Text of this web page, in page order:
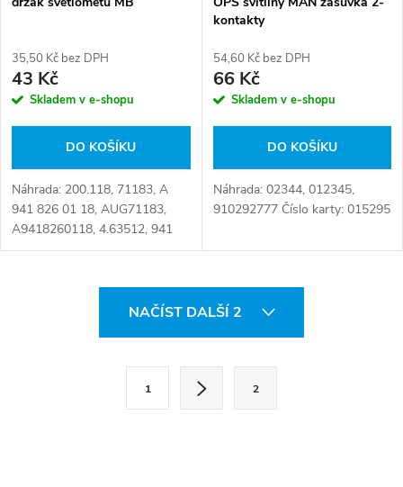
35,50 Kč bez DPH
43 Kč
Skladem v e-shopu
DO KOŠÍKU
Náhrada: 200.118, 71183, A
941 826 01 18, AUG71183,
A9418260118, 4.63512, 941
826 01 18, 941 826 0118,
kontakty
54,60 Kč bez DPH
66 Kč
Skladem v e-shopu
DO KOŠÍKU
Náhrada: 02344, 012345,
910292777 Číslo karty: 015295
NAČÍST DALŠÍ 2
1 2